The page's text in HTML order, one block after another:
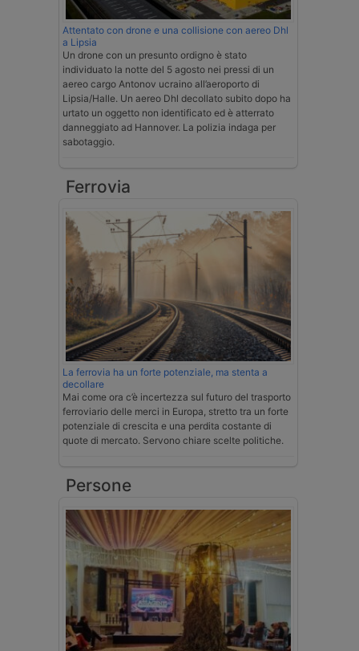
Attentato con drone e una collisione con aereo Dhl
a Lipsia
Un drone con un presunto ordigno è stato
individuato la notte del 5 agosto nei pressi di un
aereo cargo Antonov ucraino all’aeroporto di
Lipsia/Halle. Un aereo Dhl decollato subito dopo ha
urtato un oggetto non identificato ed è atterrato
danneggiato ad Hannover. La polizia indaga per
sabotaggio.
Ferrovia
La ferrovia ha un forte potenziale, ma stenta a
decollare
Mai come ora c’è incertezza sul futuro del trasporto
ferroviario delle merci in Europa, stretto tra un forte
potenziale di crescita e una perdita costante di
quote di mercato. Servono chiare scelte politiche.
Persone